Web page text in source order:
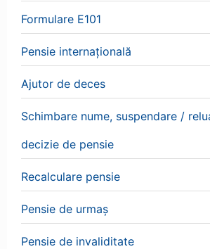
Formulare E101
Pensie internațională
Ajutor de deces
Schimbare nume, suspendare /
decizie de pensie
Recalculare pensie
Pensie de urmaș
Pensie de invaliditate